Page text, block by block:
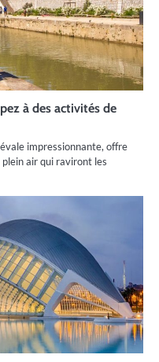
à des activités de
impressionnante, offre
air qui raviront les